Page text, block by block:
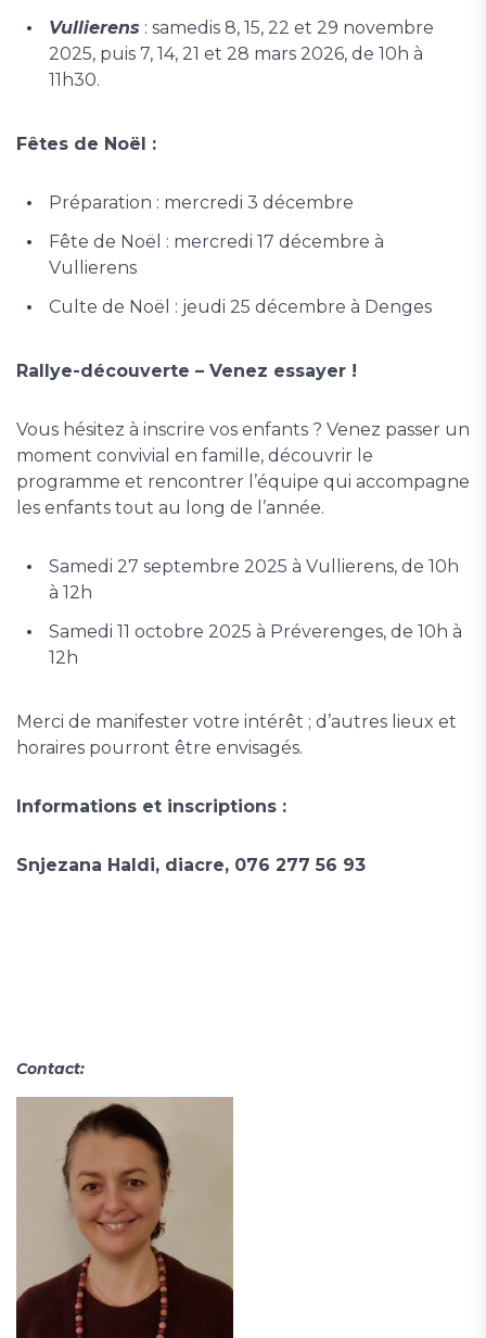
Vullierens : samedis 8, 15, 22 et 29 novembre
2025, puis 7, 14, 21 et 28 mars 2026, de 10h à
11h30.
Fêtes de Noël :
Préparation : mercredi 3 décembre
Fête de Noël : mercredi 17 décembre à
Vullierens
Culte de Noël : jeudi 25 décembre à Denges
Rallye-découverte – Venez essayer !
Vous hésitez à inscrire vos enfants ? Venez passer un
moment convivial en famille, découvrir le
programme et rencontrer l’équipe qui accompagne
les enfants tout au long de l’année.
Samedi 27 septembre 2025 à Vullierens, de 10h
à 12h
Samedi 11 octobre 2025 à Préverenges, de 10h à
12h
Merci de manifester votre intérêt ; d’autres lieux et
horaires pourront être envisagés.
Informations et inscriptions :
Snjezana Haldi, diacre, 076 277 56 93
Contact: